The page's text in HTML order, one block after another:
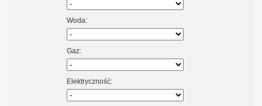
Woda:
Gaz:
Elektryczność: